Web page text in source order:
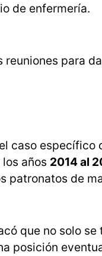
de enfermería.
para
caso específico
años 2014 al
patronatos de
que no solo se
posición